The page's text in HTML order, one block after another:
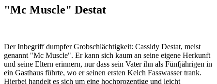
"Mc Muscle" Destat
Der Inbegriff dumpfer Grobschlächtigkeit: Cassidy Destat, meist
genannt "Mc Muscle". Er kann sich kaum an seine eigene Herkunft
und seine Eltern erinnern, nur dass sein Vater ihn als Fünfjährigen in
ein Gasthaus führte, wo er seinen ersten Kelch Fasswasser trank.
Hierbei handelt es sich um eine hochprozentige und leicht